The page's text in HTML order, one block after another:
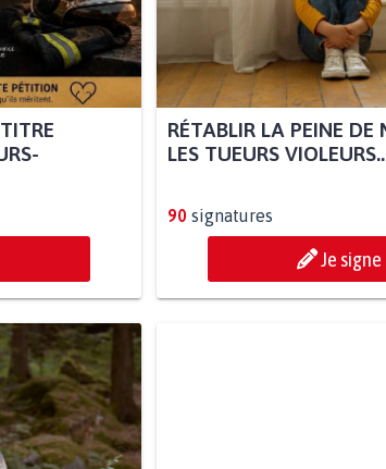
RÉTABLIR LA PEINE DE
LES TUEURS
90 signatures
Je signe